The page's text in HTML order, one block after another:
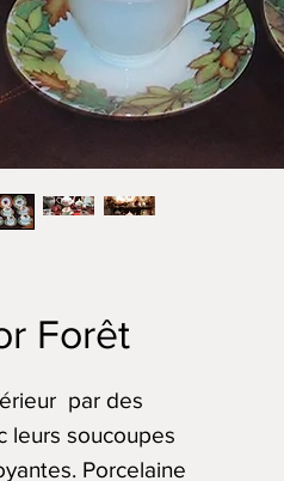
Forêt
par des
leurs soucoupes
Porcelaine